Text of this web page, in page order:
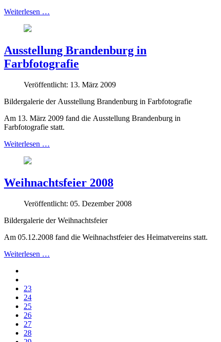
Weiterlesen …
Ausstellung Brandenburg in
Farbfotografie
Veröffentlicht: 13. März 2009
Bildergalerie der Ausstellung Brandenburg in Farbfotografie
Am 13. März 2009 fand die Ausstellung Brandenburg in
Farbfotografie statt.
Weiterlesen …
Weihnachtsfeier 2008
Veröffentlicht: 05. Dezember 2008
Bildergalerie der Weihnachtsfeier
Am 05.12.2008 fand die Weihnachstfeier des Heimatvereins statt.
Weiterlesen …
23
24
25
26
27
28